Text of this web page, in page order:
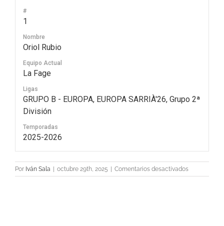
#
1
Nombre
Oriol Rubio
Equipo Actual
La Fage
Ligas
GRUPO B - EUROPA, EUROPA SARRIÀ'26, Grupo 2ª
División
Temporadas
2025-2026
Por Iván Sala octubre 29th, 2025 Comentarios desactivadosen
1